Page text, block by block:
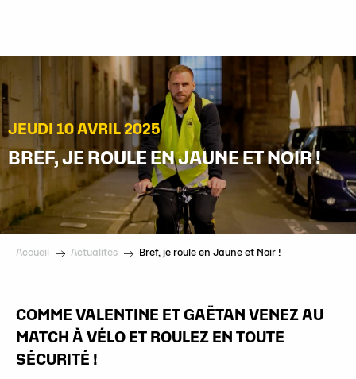
principal
JEUDI 10 AVRIL 2025
BREF, JE ROULE EN JAUNE ET NOIR !
Accueil Actualités Bref, je roule en Jaune et Noir !
COMME VALENTINE ET GAËTAN VENEZ AU
MATCH À VÉLO ET ROULEZ EN TOUTE
SÉCURITÉ !